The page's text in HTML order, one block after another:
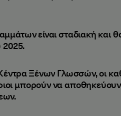
είναι σταδιακή και
2025.
Ξένων Γλωσσών, οι
μπορούν να